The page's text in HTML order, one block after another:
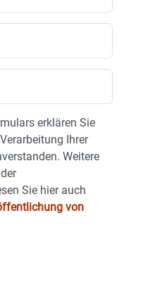
erklären Sie
Ihrer
Weitere
Sie hier auch
von